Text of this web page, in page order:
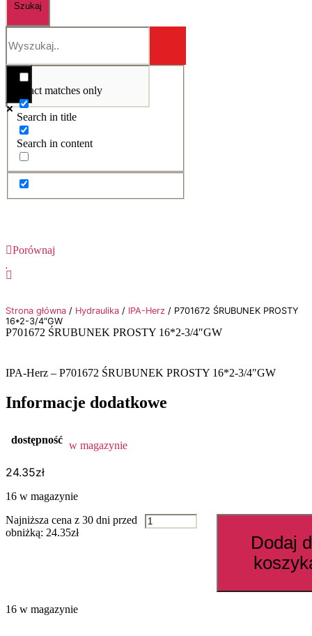
Exact matches only
Search in title
Search in content
Porównaj
Strona główna / Hydraulika / IPA-Herz / P701672 ŚRUBUNEK PROSTY
16*2-3/4″GW
P701672 ŚRUBUNEK PROSTY 16*2-3/4″GW
IPA-Herz – P701672 ŚRUBUNEK PROSTY 16*2-3/4″GW
Informacje dodatkowe
dostępność w magazynie
24.35zł
16 w magazynie
Najniższa cena z 30 dni przed
obniżką: 24.35zł
ilość
P701672
Dodaj
16 w magazynie